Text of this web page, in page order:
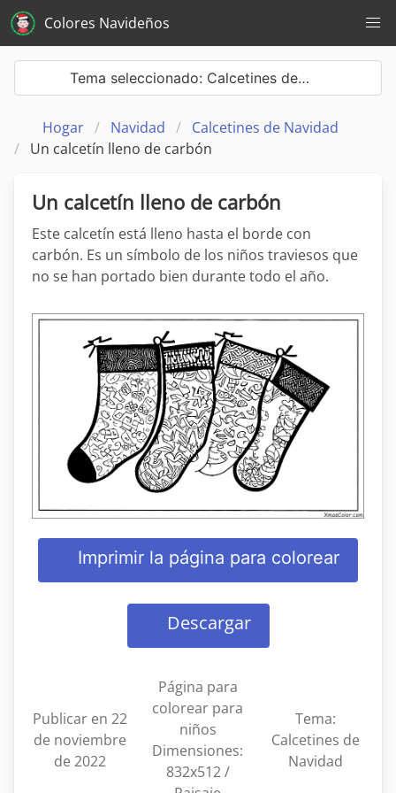
Colores Navideños
Hogar Navidad
Calcetines de Navidad
Un calcetín lleno de carbón
Tema seleccionado: Calcetines de…
Un calcetín lleno de carbón
Este calcetín está lleno hasta el borde con
carbón. Es un símbolo de los niños traviesos que
no se han portado bien durante todo el año.
Imprimir la página para colorear
Descargar
Publicar en 22
de noviembre
de 2022
Página para
colorear para
niños
Dimensiones:
832x512 /
Tema:
Calcetines de
Navidad